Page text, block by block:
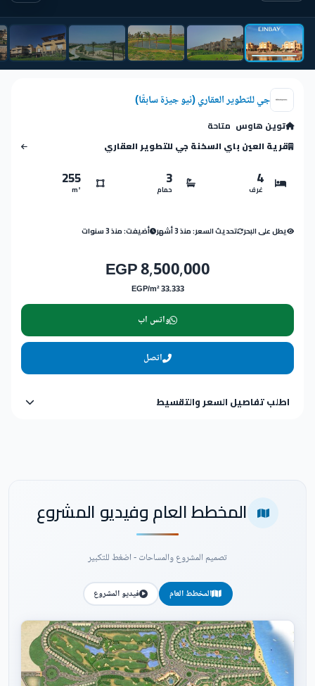
جي للتطوير العقاري (نيو جيزة سابقًا)
توين هاوس متاحة
قرية العين باي السخنة جي للتطوير العقاري
4
غرف
3
حمام
255
m²
يطل على البحر تحديث السعر: منذ 3 أشهر أضيفت: منذ 3 سنوات
8,500,000 EGP
33,333 EGP/m²
واتس اب
اتصل
اطلب تفاصيل السعر والتقسيط
المخطط العام وفيديو المشروع
تصميم المشروع والمساحات - اضغط للتكبير
المخطط العام فيديو المشروع